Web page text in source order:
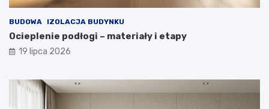
BUDOWA IZOLACJA BUDYNKU
Ocieplenie podłogi – materiały i etapy
19 lipca 2026